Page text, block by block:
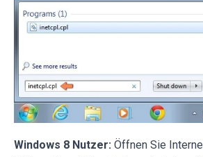
Windows 8 Nutzer: Öffnen Sie